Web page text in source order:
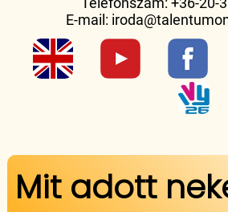
E-mail:
Jelenlegi hely
Mit adott